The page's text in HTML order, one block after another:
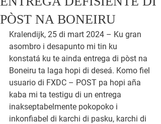
PÒST NA BONEIRU
Kralendijk, 25 di mart 2024 – Ku gran
asombro i desapunto mi tin ku
konstatá ku te ainda entrega di pòst na
Boneiru ta laga hopi di deseá. Komo fiel
usuario di FXDC – POST pa hopi aña
kaba mi ta testigu di un entrega
inakseptabelmente pokopoko i
inkonfiabel di karchi di pasku, karchi di